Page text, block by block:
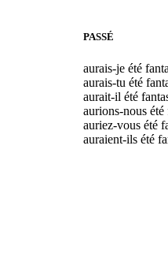
PASSÉ
aurais-je été
aurais-tu été
aurait-il été
aurions-nous été
auriez-vous été
auraient-ils été